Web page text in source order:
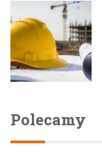
Polecamy